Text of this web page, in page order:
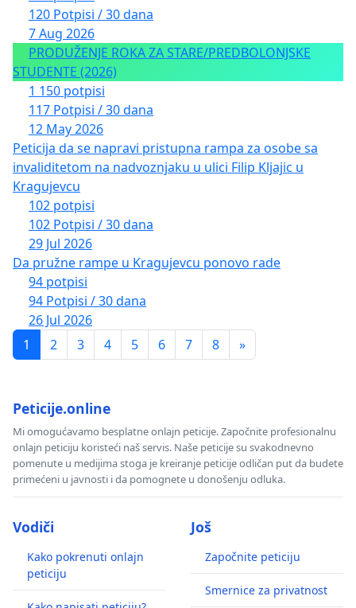
120 Potpisi / 30 dana
7 Aug 2026
PRODUŽENJE ROKA ZA STARE/PREDBOLONJSKE
STUDENTE (2026)
1 150 potpisi
117 Potpisi / 30 dana
12 May 2026
Peticija da se napravi pristupna rampa za osobe sa
invaliditetom na nadvoznjaku u ulici Filip Kljajic u
Kragujevcu
102 potpisi
102 Potpisi / 30 dana
29 Jul 2026
Da pružne rampe u Kragujevcu ponovo rade
94 potpisi
94 Potpisi / 30 dana
26 Jul 2026
1
2 3 4 5 6 7 8 »
Peticije.online
Mi omogućavamo besplatne onlajn peticije. Započnite profesionalnu
onlajn peticiju koristeći naš servis. Naše peticije su svakodnevno
pomenute u medijima stoga je kreiranje peticije odličan put da budete
primećeni u javnosti i da pomognete u donošenju odluka.
Vodiči
Kako pokrenuti onlajn
peticiju
Još
Započnite peticiju
Smernice za privatnost